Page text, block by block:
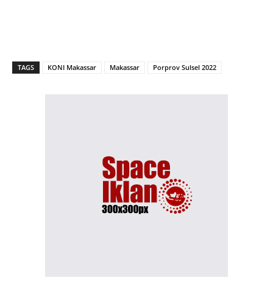
TAGS KONI Makassar Makassar Porprov Sulsel 2022